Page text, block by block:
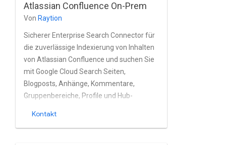
Atlassian Confluence On-Prem
Von Raytion
Sicherer Enterprise Search Connector für
die zuverlässige Indexierung von Inhalten
von Atlassian Confluence und suchen Sie
mit Google Cloud Search Seiten,
Blogposts, Anhänge, Kommentare,
Gruppenbereiche, Profile und Hub-
Kontakt